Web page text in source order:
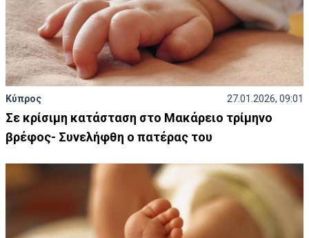
Κύπρος 27.01.2026, 09:01
Σε κρίσιμη κατάσταση στο Μακάρειο τρίμηνο
βρέφος- Συνελήφθη ο πατέρας του